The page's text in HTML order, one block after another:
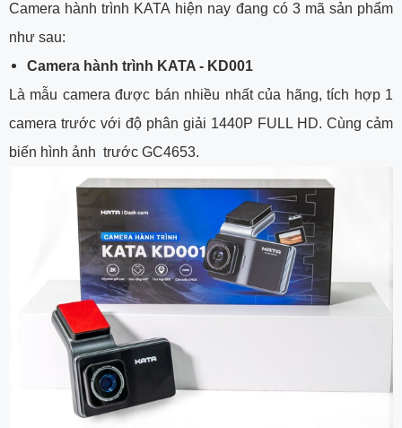
Camera hành trình KATA hiện nay đang có 3 mã sản phẩm
như sau:
Camera hành trình KATA - KD001
Là mẫu camera được bán nhiều nhất của hãng, tích hợp 1
camera trước với độ phân giải 1440P FULL HD. Cùng cảm
biến hình ảnh trước GC4653.